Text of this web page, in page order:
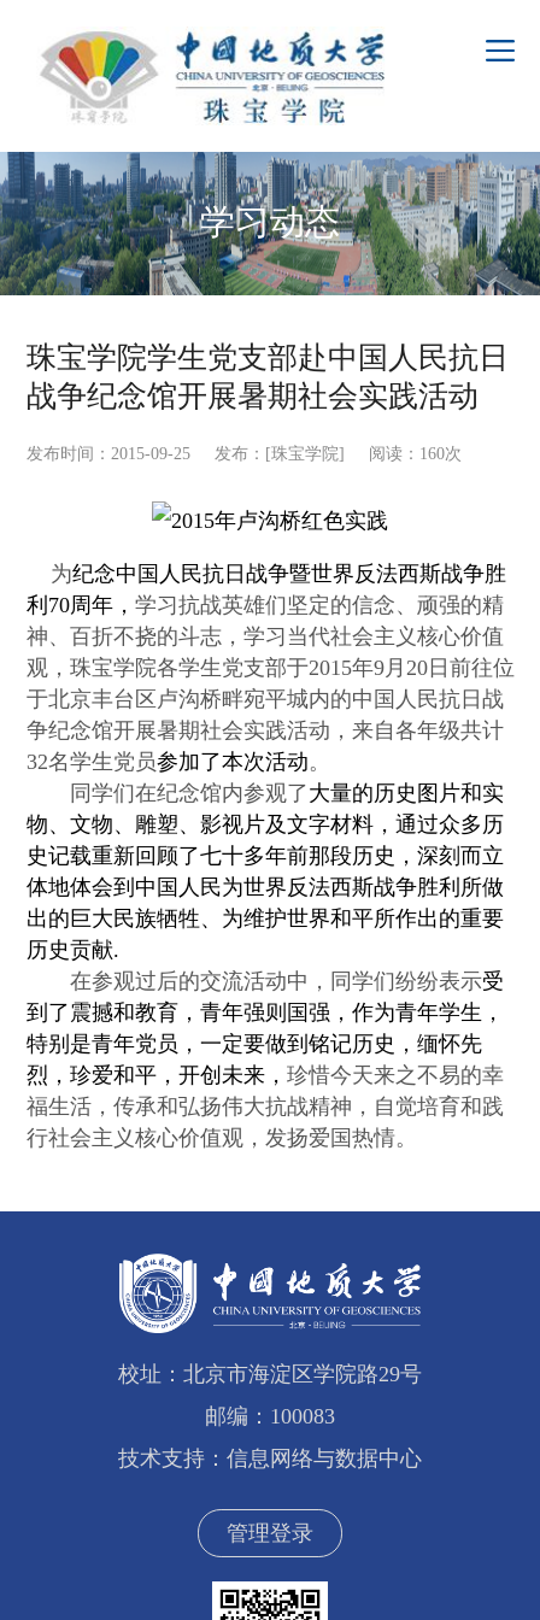
学习动态
珠宝学院学生党支部赴中国人民抗日
战争纪念馆开展暑期社会实践活动
发布时间：2015-09-25 发布：[珠宝学院] 阅读： 160次
为纪念中国人民抗日战争暨世界反法西斯战争胜
利70周年， 学习抗战英雄们坚定的信念、顽强的精
神、百折不挠的斗志，学习当代社会主义核心价值
观， 珠宝学院各学生党支部于2015年9月20日前往位
于北京丰台区卢沟桥畔宛平城内的中国人民抗日战
争纪念馆开展暑期社会实践活动，来自各年级共计
32名学生党员参加了本次活动。
同学们在纪念馆内参观了大量的历史图片和实
物、文物、雕塑、影视片及文字材料，通过众多历
史记载重新回顾了七十多年前那段历史，深刻而立
体地体会到中国人民为世界反法西斯战争胜利所做
出的巨大民族牺牲、为维护世界和平所作出的重要
历史贡献.
在参观过后的交流活动中，同学们纷纷表示受
到了震撼和教育，青年强则国强，作为青年学生，
特别是青年党员，一定要做到铭记历史，缅怀先
烈，珍爱和平，开创未来， 珍惜今天来之不易的幸
福生活，传承和弘扬伟大抗战精神，自觉培育和践
行社会主义核心价值观，发扬爱国热情。
校址：北京市海淀区学院路29号
邮编：100083
技术支持：信息网络与数据中心
管理登录